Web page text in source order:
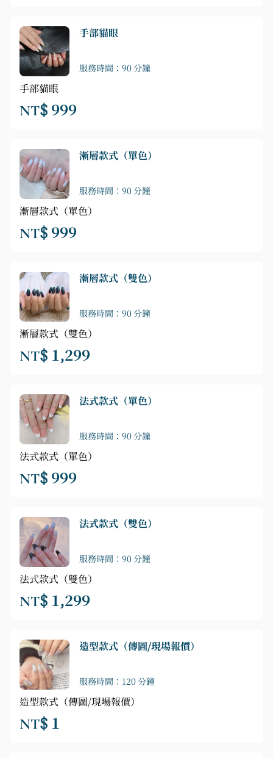
手部貓眼
服務時間：90 分鐘
手部貓眼
NT$ 999
漸層款式（單色）
服務時間：90 分鐘
漸層款式（單色）
NT$ 999
漸層款式（雙色）
服務時間：90 分鐘
漸層款式（雙色）
NT$ 1,299
法式款式（單色）
服務時間：90 分鐘
法式款式（單色）
NT$ 999
法式款式（雙色）
服務時間：90 分鐘
法式款式（雙色）
NT$ 1,299
造型款式（傳圖/現場報價）
服務時間：120 分鐘
造型款式（傳圖/現場報價）
NT$ 1